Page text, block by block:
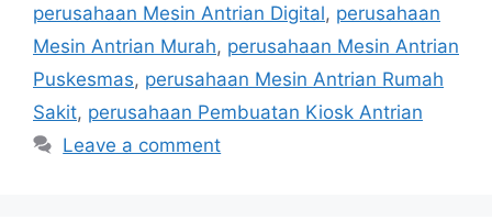
perusahaan Mesin Antrian Digital, perusahaan
Mesin Antrian Murah, perusahaan Mesin Antrian
Puskesmas, perusahaan Mesin Antrian Rumah
Sakit, perusahaan Pembuatan Kiosk Antrian
Leave a comment